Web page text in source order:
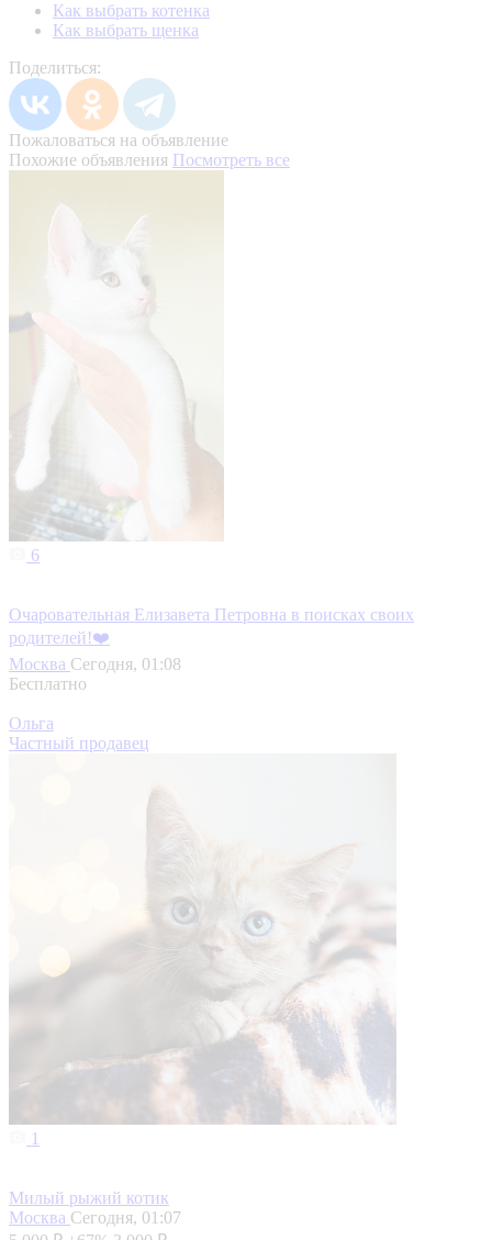
Как выбрать котенка
Как выбрать щенка
Поделиться:
Пожаловаться на объявление
Похожие объявления Посмотреть все
6
Очаровательная Елизавета Петровна в поисках своих
родителей!❤️
Москва Сегодня, 01:08
Бесплатно
Ольга
Частный продавец
1
Милый рыжий котик
Москва Сегодня, 01:07